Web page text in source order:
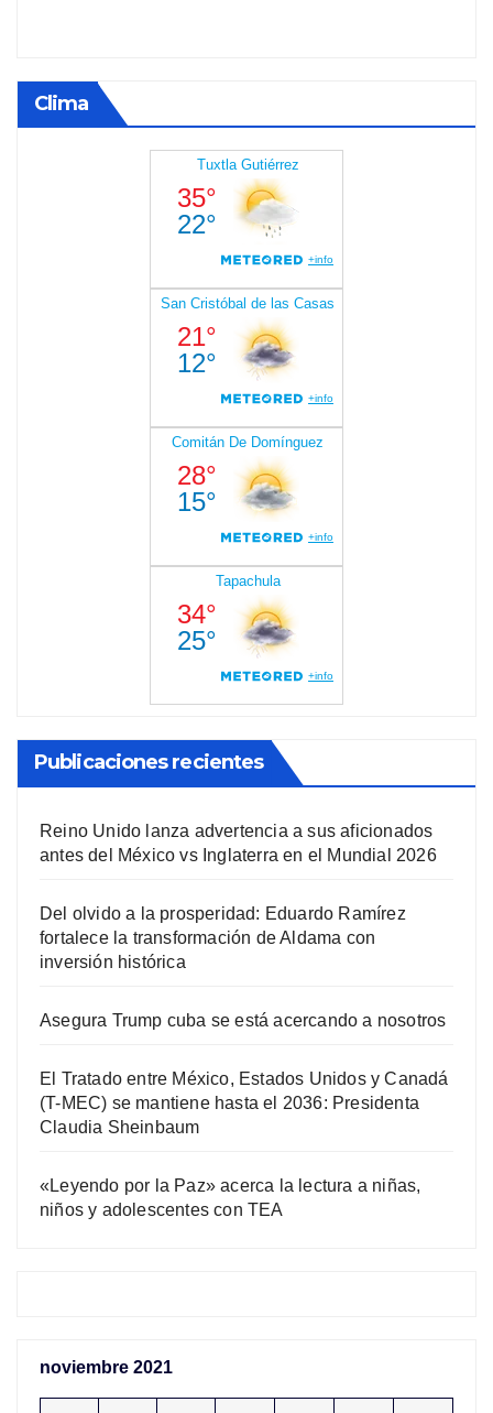
Clima
Publicaciones recientes
Reino Unido lanza advertencia a sus aficionados
antes del México vs Inglaterra en el Mundial 2026
Del olvido a la prosperidad: Eduardo Ramírez
fortalece la transformación de Aldama con
inversión histórica
Asegura Trump cuba se está acercando a nosotros
El Tratado entre México, Estados Unidos y Canadá
(T-MEC) se mantiene hasta el 2036: Presidenta
Claudia Sheinbaum
«Leyendo por la Paz» acerca la lectura a niñas,
niños y adolescentes con TEA
noviembre 2021